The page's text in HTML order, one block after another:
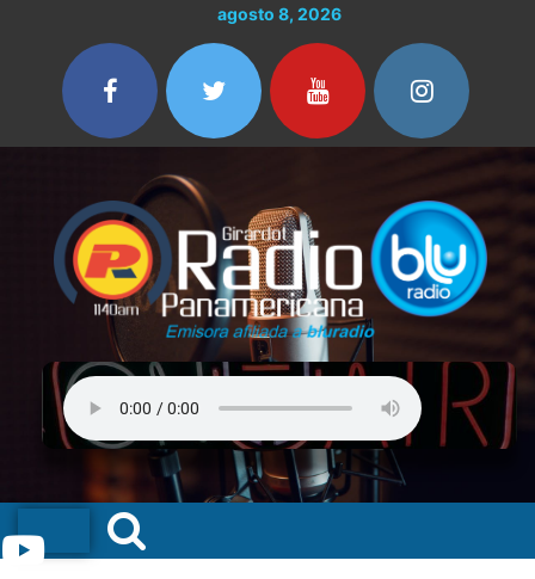
contenido
agosto 8, 2026
Menu